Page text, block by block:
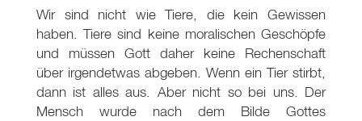
Wir sind nicht wie Tiere, die kein Gewissen
haben. Tiere sind keine moralischen Geschöpfe
und müssen Gott daher keine Rechenschaft
über irgendetwas abgeben. Wenn ein Tier stirbt,
dann ist alles aus. Aber nicht so bei uns. Der
Mensch wurde nach dem Bilde Gottes